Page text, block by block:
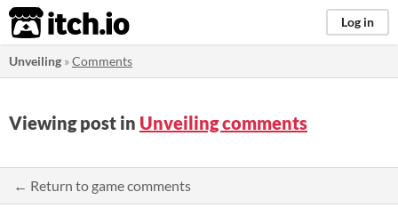
itch.io Log in
Unveiling »Comments
Viewing post in Unveiling comments
← Return to game comments